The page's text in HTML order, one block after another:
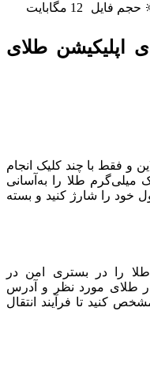
حجم فایل 12 مگابایت
اپلیکیشن طلای
و فقط با چند کلیک انجام
میلی‌گرم طلا را به‌آسانی
خود را شارژ کنید و بسته
طلا را در بستری امن در
طلای مورد نظر و آدرس
کنید تا فرآیند انتقال